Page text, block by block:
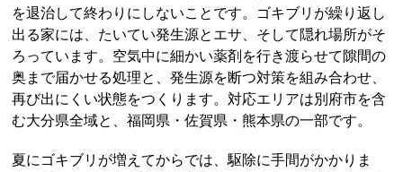
を退治して終わりにしないことです。ゴキブリが繰り返し
出る家には、たいてい発生源とエサ、そして隠れ場所がそ
ろっています。空気中に細かい薬剤を行き渡らせて隙間の
奥まで届かせる処理と、発生源を断つ対策を組み合わせ、
再び出にくい状態をつくります。対応エリアは別府市を含
む大分県全域と、福岡県・佐賀県・熊本県の一部です。
夏にゴキブリが増えてからでは、駆除に手間がかかりま